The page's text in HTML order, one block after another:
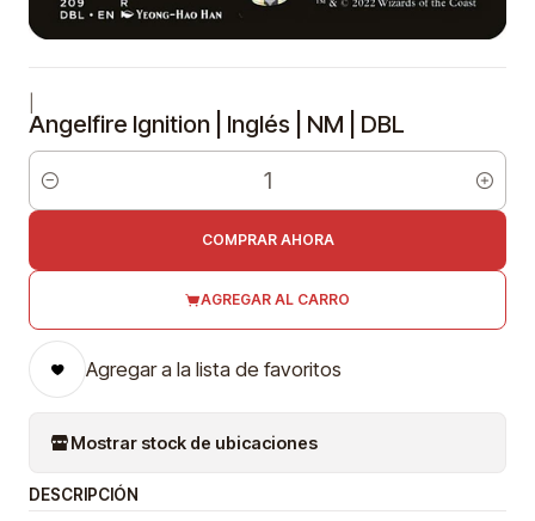
Angelfire Ignition | Inglés | NM | DBL
Cantidad
AGREGAR AL CARRO
COMPRAR AHORA
Agregar a la lista de favoritos
Mostrar stock de ubicaciones
DESCRIPCIÓN